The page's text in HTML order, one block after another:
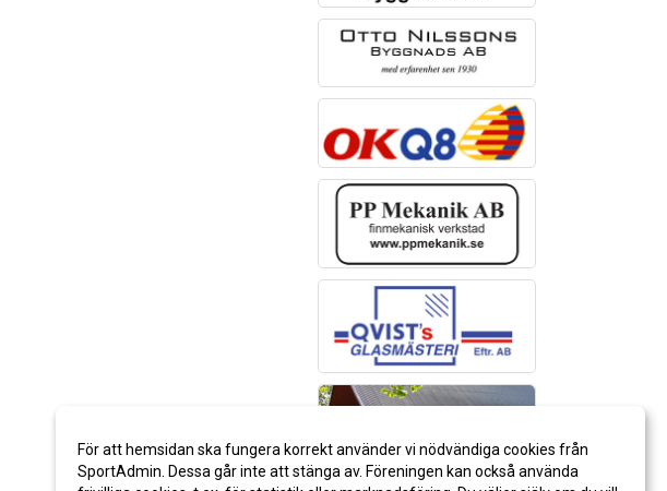
För att hemsidan ska fungera korrekt använder vi nödvändiga cookies från
SportAdmin. Dessa går inte att stänga av. Föreningen kan också använda